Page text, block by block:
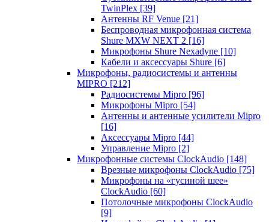
TwinPlex [39]
Антенны RF Venue [21]
Беспроводная микрофонная система
Shure MXW NEXT 2 [16]
Микрофоны Shure Nexadyne [10]
Кабели и аксессуары Shure [6]
Микрофоны, радиосистемы и антенны
MIPRO [212]
Радиосистемы Mipro [96]
Микрофоны Mipro [54]
Антенны и антенные усилители Mipro
[16]
Аксессуары Mipro [44]
Управление Mipro [2]
Микрофонные системы ClockAudio [148]
Врезные микрофоны ClockAudio [75]
Микрофоны на «гусиной шее»
ClockAudio [60]
Потолочные микрофоны ClockAudio
[9]